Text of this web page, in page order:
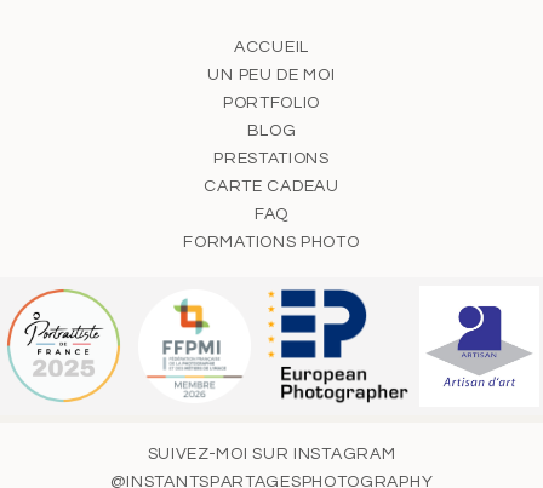
ACCUEIL
UN PEU DE MOI
PORTFOLIO
BLOG
PRESTATIONS
CARTE CADEAU
FAQ
FORMATIONS PHOTO
SUIVEZ-MOI SUR INSTAGRAM
@INSTANTSPARTAGESPHOTOGRAPHY